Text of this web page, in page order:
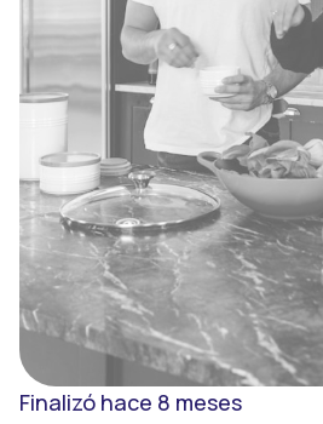
Finalizó hace 8 meses